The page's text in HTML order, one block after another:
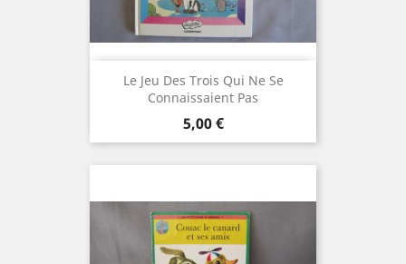
Le Jeu Des Trois Qui Ne Se
Connaissaient Pas
Prix
5,00 €